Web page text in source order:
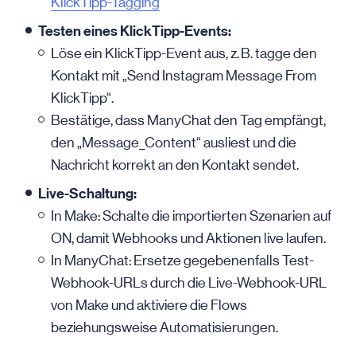
Testen eines KlickTipp-Events:
Löse ein KlickTipp-Event aus, z. B. tagge den
Kontakt mit „Send Instagram Message From
KlickTipp“.
Bestätige, dass ManyChat den Tag empfängt,
den „Message_Content“ ausliest und die
Nachricht korrekt an den Kontakt sendet.
Live-Schaltung:
In Make: Schalte die importierten Szenarien auf
ON, damit Webhooks und Aktionen live laufen.
In ManyChat: Ersetze gegebenenfalls Test-
Webhook-URLs durch die Live-Webhook-URL
von Make und aktiviere die Flows
beziehungsweise Automatisierungen.